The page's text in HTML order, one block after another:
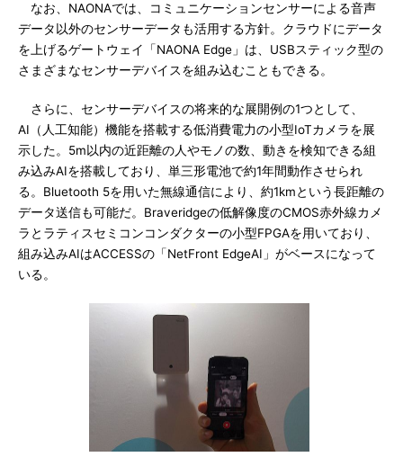
なお、NAONAでは、コミュニケーションセンサーによる音声
データ以外のセンサーデータも活用する方針。クラウドにデータ
を上げるゲートウェイ「NAONA Edge」は、USBスティック型の
さまざまなセンサーデバイスを組み込むこともできる。
さらに、センサーデバイスの将来的な展開例の1つとして、
AI（人工知能）機能を搭載する低消費電力の小型IoTカメラを展
示した。5m以内の近距離の人やモノの数、動きを検知できる組
み込みAIを搭載しており、単三形電池で約1年間動作させられ
る。Bluetooth 5を用いた無線通信により、約1kmという長距離の
データ送信も可能だ。Braveridgeの低解像度のCMOS赤外線カメ
ラとラティスセミコンコンダクターの小型FPGAを用いており、
組み込みAIはACCESSの「NetFront EdgeAI」がベースになって
いる。